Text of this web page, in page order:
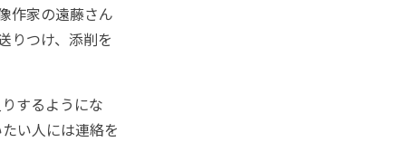
作家の遠藤さん
りつけ、添削を
するようにな
い人には連絡を